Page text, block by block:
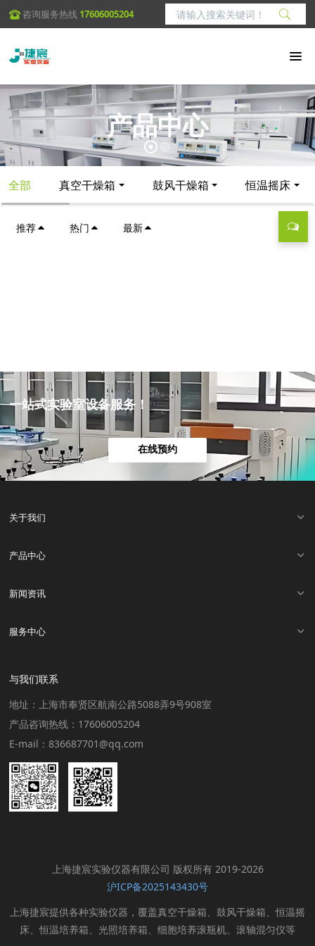
咨询服务热线 17606005204
产品中心
全部 真空干燥箱 鼓风干燥箱 恒温摇床
推荐 热门 最新
一站式实验室设备服务！
在线预约
关于我们
产品中心
新闻资讯
服务中心
与我们联系
地址：上海市奉贤区航南公路5088弄9号908室
产品咨询热线：17606005204
E-mail：836687701@qq.com
上海捷宸实验仪器有限公司 版权所有 2019-2026
沪ICP备2025143430号
上海捷宸提供各种实验仪器，覆盖真空干燥箱、鼓风干燥箱、恒温摇
床、恒温培养箱、光照培养箱、细胞培养滚瓶机、滚轴混匀仪等